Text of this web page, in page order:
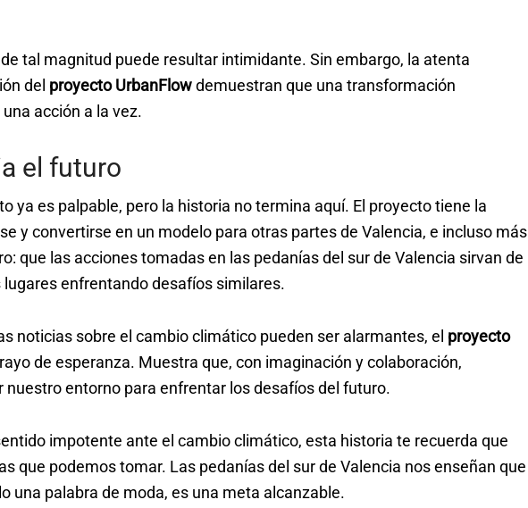
tal magnitud puede resultar intimidante. Sin embargo, la atenta
del proyecto UrbanFlowdemuestran que una transformación
acción a la vez.
el futuro
ya es palpable, pero la historia no termina aquí. El proyecto tiene la
y convertirse en un modelo para otras partes de Valencia, e incluso más
que las acciones tomadas en las pedanías del sur de Valencia sirvan de
enfrentando desafíos similares.
noticias sobre el cambio climático pueden ser alarmantes, el proyecto
de esperanza. Muestra que, con imaginación y colaboración,
entorno para enfrentar los desafíos del futuro.
impotente ante el cambio climático, esta historia te recuerda que
que podemos tomar. Las pedanías del sur de Valencia nos enseñan que
una palabra de moda, es una meta alcanzable.